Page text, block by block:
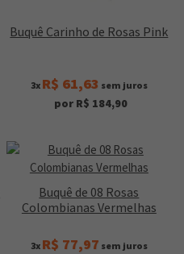
Buquê Carinho de Rosas Pink
3x R$ 61,63 sem juros
por R$ 184,90
Buquê de 08 Rosas
Colombianas Vermelhas
3x R$ 77,97 sem juros